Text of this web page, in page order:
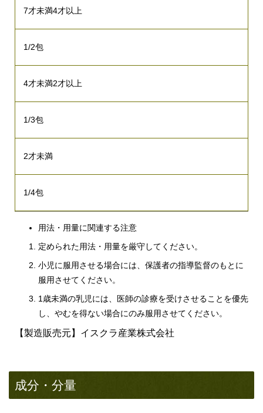
7才未満4才以上
1/2包
4才未満2才以上
1/3包
2才未満
1/4包
用法・用量に関連する注意
定められた用法・用量を厳守してください。
小児に服用させる場合には、保護者の指導監督のもとに
服用させてください。
1歳未満の乳児には、医師の診療を受けさせることを優先
し、やむを得ない場合にのみ服用させてください。
【製造販売元】イスクラ産業株式会社
成分・分量